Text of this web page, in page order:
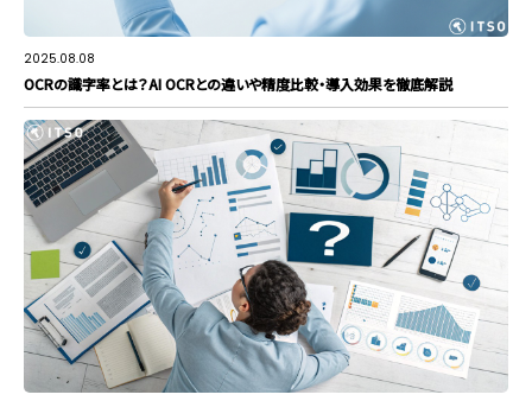
2025.08.08
OCRの識字率とは？AI OCRとの違いや精度比較・導入効果を徹底解説